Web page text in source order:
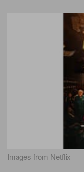
Images from Netflix